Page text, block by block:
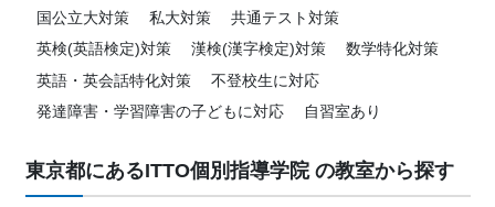
国公立大対策
私大対策
共通テスト対策
英検(英語検定)対策
漢検(漢字検定)対策
数学特化対策
英語・英会話特化対策
不登校生に対応
発達障害・学習障害の子どもに対応
自習室あり
東京都にあるITTO個別指導学院 の教室から探す